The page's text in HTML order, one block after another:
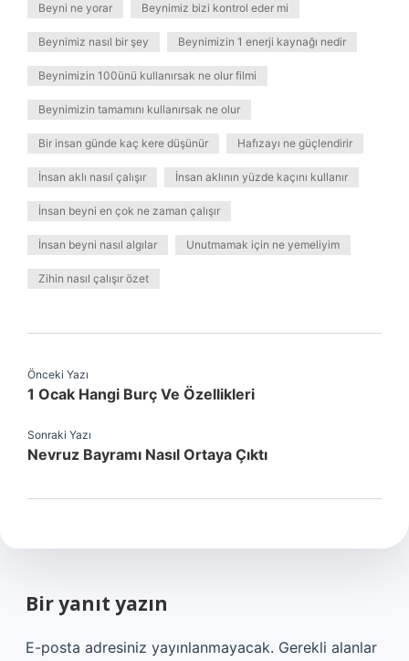
Beyni ne yorar Beynimiz bizi kontrol eder mi
Beynimiz nasıl bir şey Beynimizin 1 enerji kaynağı nedir
Beynimizin 100ünü kullanırsak ne olur filmi
Beynimizin tamamını kullanırsak ne olur
Bir insan günde kaç kere düşünür Hafızayı ne güçlendirir
İnsan aklı nasıl çalışır İnsan aklının yüzde kaçını kullanır
İnsan beyni en çok ne zaman çalışır
İnsan beyni nasıl algılar Unutmamak için ne yemeliyim
Zihin nasıl çalışır özet
Önceki Yazı
1 Ocak Hangi Burç Ve Özellikleri
Sonraki Yazı
Nevruz Bayramı Nasıl Ortaya Çıktı
Bir yanıt yazın
E-posta adresiniz yayınlanmayacak. Gerekli alanlar